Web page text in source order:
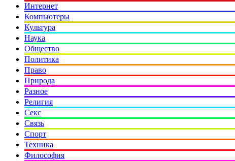
Интернет
Компьютеры
Культура
Наука
Общество
Политика
Право
Природа
Разное
Религия
Секс
Связь
Спорт
Техника
Философия